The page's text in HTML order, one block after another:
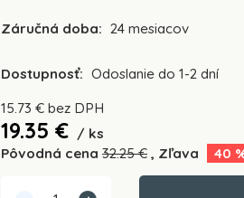
Záručná doba: 24 mesiacov
Dostupnosť: Odoslanie do 1-2 dní
15.73 € bez DPH
19.35 €
ks
Pôvodná cena 32.25€ Zľava 40